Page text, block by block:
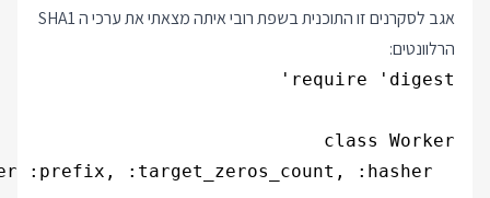
אגב לסקרנים זו התוכנית בשפת רובי איתה מצאתי את ערכי ה SHA1
הרלוונטים: